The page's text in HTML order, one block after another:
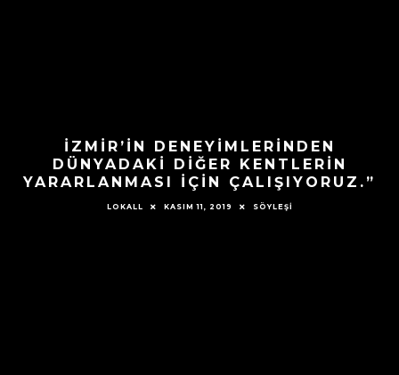
İZMİR’İN DENEYİMLERİNDEN
DÜNYADAKİ DİĞER KENTLERİN
YARARLANMASI İÇİN ÇALIŞIYORUZ.”
LOKALL KASIM 11, 2019 SÖYLEŞİ